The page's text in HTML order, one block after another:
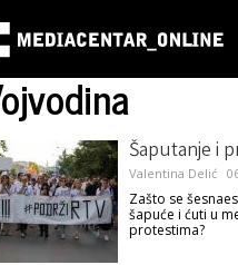
Šaputanje i
Valentina Delić
Zašto se
šapuće i ćuti u
protestima?